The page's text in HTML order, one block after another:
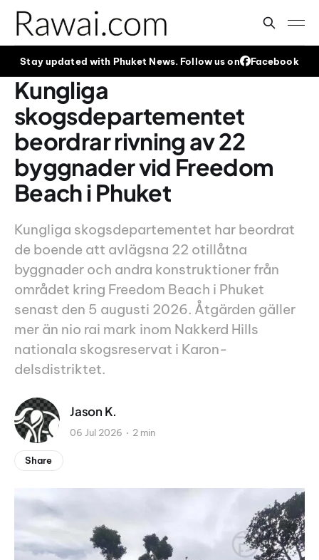
Stay updated with Phuket News. Follow us on Facebook
Kungliga
skogsdepartementet
beordrar rivning av 22
byggnader vid Freedom
Beach i Phuket
Kungliga skogsdepartementet har beordrat
de boende att avlägsna 22 otillåtna
byggnader och andra konstruktioner från
området kring Freedom Beach i Phuket
senast den 5 augusti 2026. Åtgärden gäller
mer än nio rai mark inom Nakkerd Hills
nationala skogsreservat i Karon-
delsdistriktet.
Jason K.
06 Jul 2026 2 min
Share